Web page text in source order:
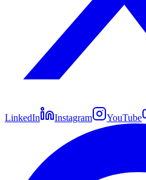
LinkedIn Instagram YouTube